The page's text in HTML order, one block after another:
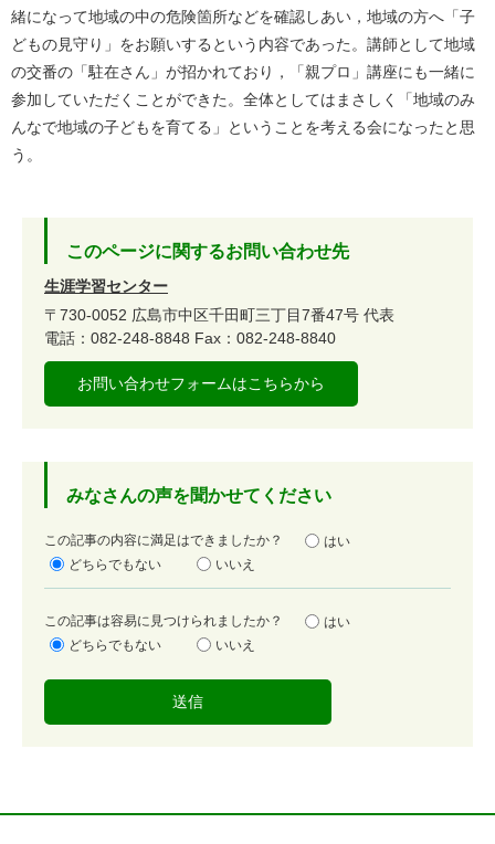
緒になって地域の中の危険箇所などを確認しあい，地域の方へ「子
どもの見守り」をお願いするという内容であった。講師として地域
の交番の「駐在さん」が招かれており，「親プロ」講座にも一緒に
参加していただくことができた。全体としてはまさしく「地域のみ
んなで地域の子どもを育てる」ということを考える会になったと思
う。
このページに関するお問い合わせ先
生涯学習センター
〒730-0052 広島市中区千田町三丁目7番47号 代表
電話：082-248-8848 Fax：082-248-8840
お問い合わせフォームはこちらから
みなさんの声を聞かせてください
満
足
この記事の内容に満足はできましたか？
はい
どちらでもない
いいえ
容
易
この記事は容易に見つけられましたか？
はい
どちらでもない
いいえ